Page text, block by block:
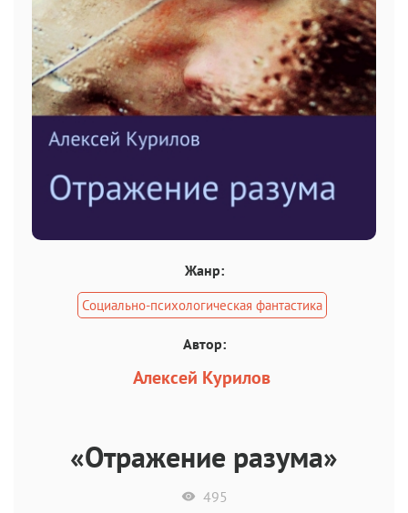
Жанр:
Социально-психологическая фантастика
Автор:
Алексей Курилов
«Отражение разума»
495